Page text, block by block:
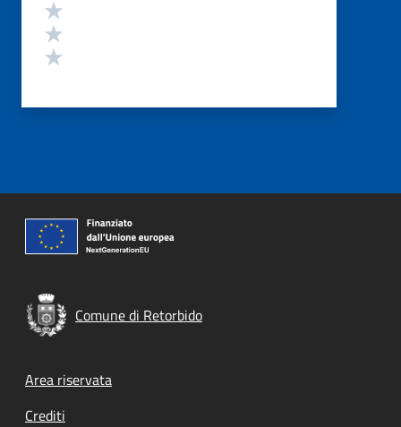
Comune di Retorbido
Footer menu
Area riservata
Crediti